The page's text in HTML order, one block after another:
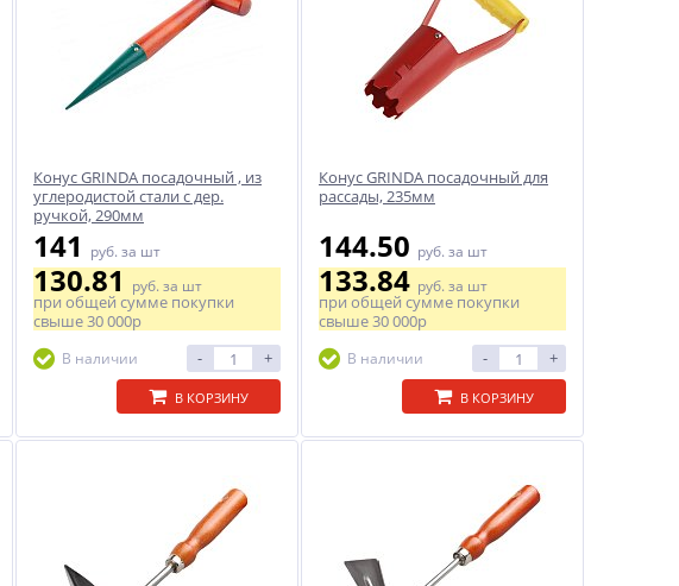
Конус GRINDA посадочный , из
углеродистой стали с дер.
ручкой, 290мм
141 руб. за шт
130.81руб. за шт
при общей сумме покупки
свыше30 000р
В наличии - +
В КОРЗИНУ
Конус GRINDA посадочный для
рассады, 235мм
144.50 руб. за шт
133.84руб. за шт
при общей сумме покупки
свыше30 000р
В наличии - +
В КОРЗИНУ